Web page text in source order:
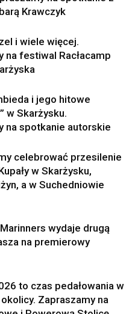
Krawczyk
i wiele więcej.
na festiwal Racłacamp
i jego hitowe
w Skarżysku.
na spotkanie autorskie
celebrować przesilenie
w Skarżysku,
a w Suchedniowie
wydaje drugą
na premierowy
to czas pedałowania w
Zapraszamy na